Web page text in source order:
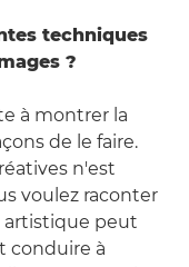
techniques
?
à montrer la
de le faire.
n'est
voulez raconter
artistique peut
conduire à